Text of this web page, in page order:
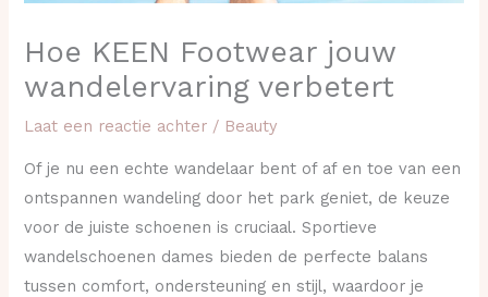
Hoe KEEN Footwear jouw
wandelervaring verbetert
Laat een reactie achter / Beauty
Of je nu een echte wandelaar bent of af en toe van een
ontspannen wandeling door het park geniet, de keuze
voor de juiste schoenen is cruciaal. Sportieve
wandelschoenen dames bieden de perfecte balans
tussen comfort, ondersteuning en stijl, waardoor je